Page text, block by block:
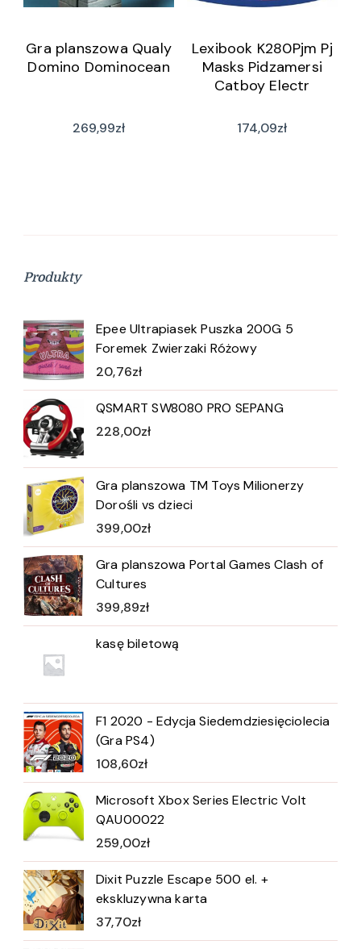
Gra planszowa Qualy
Domino Dominocean
269,99zł
Lexibook K280Pjm Pj
Masks Pidzamersi
Catboy Electr
174,09zł
Produkty
Epee Ultrapiasek Puszka 200G 5
Foremek Zwierzaki Różowy
20,76zł
QSMART SW8080 PRO SEPANG
228,00zł
Gra planszowa TM Toys Milionerzy
Dorośli vs dzieci
399,00zł
Gra planszowa Portal Games Clash of
Cultures
399,89zł
kasę biletową
F1 2020 - Edycja Siedemdziesięciolecia
(Gra PS4)
108,60zł
Microsoft Xbox Series Electric Volt
QAU00022
259,00zł
Dixit Puzzle Escape 500 el. +
ekskluzywna karta
37,70zł